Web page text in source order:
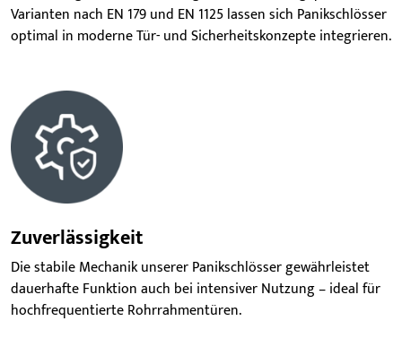
Varianten nach EN 179 und EN 1125 lassen sich Panikschlösser
optimal in moderne Tür- und Sicherheitskonzepte integrieren.
Zuverlässigkeit
Die stabile Mechanik unserer Panikschlösser gewährleistet
dauerhafte Funktion auch bei intensiver Nutzung – ideal für
hochfrequentierte Rohrrahmentüren.